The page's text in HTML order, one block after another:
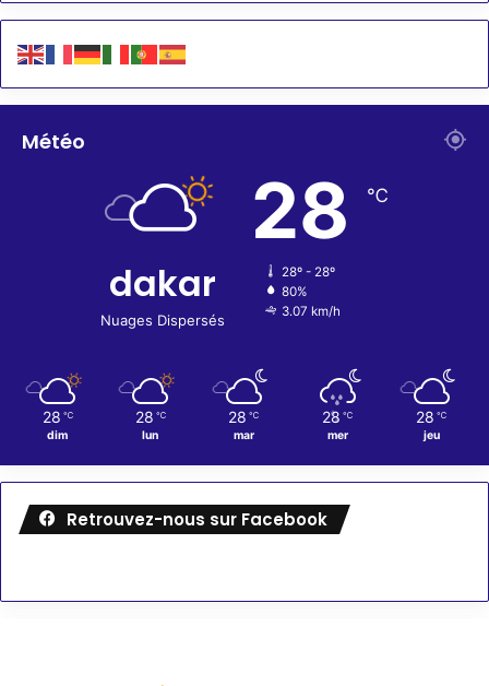
Météo
dakar
Nuages Dispersés
28 ℃
28º - 28º
80%
3.07 km/h
28 ℃
dim
28 ℃
lun
28 ℃
mar
28 ℃
mer
28 ℃
jeu
Retrouvez-nous sur Facebook